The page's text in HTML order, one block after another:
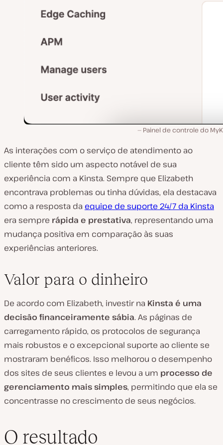
Painel de controle do
As interações com o serviço de atendimento ao
cliente têm sido um aspecto notável de sua
experiência com a Kinsta. Sempre que Elizabeth
encontrava problemas ou tinha dúvidas, ela destacava
como a resposta da equipe de suporte 24/7 da Kinsta
era sempre rápida e prestativa, representando uma
mudança positiva em comparação às suas
experiências anteriores.
Valor para o dinheiro
De acordo com Elizabeth, investir na Kinsta é uma
decisão financeiramente sábia. As páginas de
carregamento rápido, os protocolos de segurança
mais robustos e o excepcional suporte ao cliente se
mostraram benéficos. Isso melhorou o desempenho
dos sites de seus clientes e levou a um processo de
gerenciamento mais simples, permitindo que ela se
concentrasse no crescimento de seus negócios.
O resultado